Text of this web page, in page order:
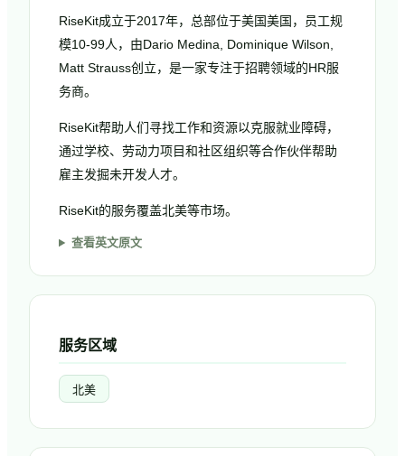
RiseKit成立于2017年，总部位于美国美国，员工规
模10-99人，由Dario Medina, Dominique Wilson,
Matt Strauss创立，是一家专注于招聘领域的HR服
务商。
RiseKit帮助人们寻找工作和资源以克服就业障碍，
通过学校、劳动力项目和社区组织等合作伙伴帮助
雇主发掘未开发人才。
RiseKit的服务覆盖北美等市场。
查看英文原文
服务区域
北美